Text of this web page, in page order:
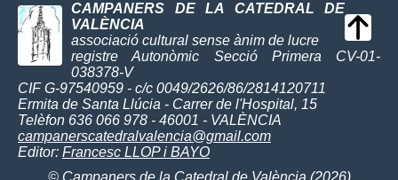
CAMPANERS DE LA CATEDRAL DE
VALÈNCIA
associació cultural sense ànim de lucre
registre Autonòmic Secció Primera CV-01-
038378-V
CIF G-97540959 - c/c 0049/2626/86/2814120711
Ermita de Santa Llúcia - Carrer de l'Hospital, 15
Telèfon 636 066 978 - 46001 - VALÈNCIA
campanerscatedralvalencia@gmail.com
Editor: Francesc LLOP i BAYO